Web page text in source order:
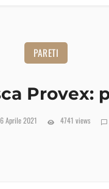
PARETI
Provex:
6 Aprile 2021 4741 views